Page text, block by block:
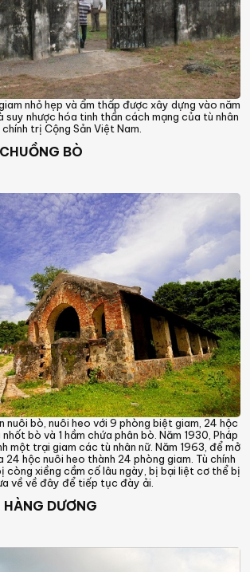
nhỏ hẹp và ẩm thấp được xây dựng vào năm
suy nhược hóa tinh thần cách mạng của tù nhân
chính trị Cộng Sản Việt Nam.
BÒ
nuôi bò, nuôi heo với 9 phòng biệt giam, 24 hộc
bò và 1 hầm chứa phân bò. Năm 1930, Pháp
một trại giam các tù nhân nữ. Năm 1963, để mở
24 hộc nuôi heo thành 24 phòng giam. Tù chính
còng xiềng cầm cố lâu ngày, bị bại liệt cơ thể bị
về về đây để tiếp tục đày ải.
DƯƠNG